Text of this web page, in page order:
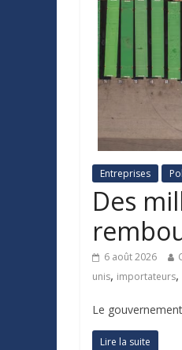
Entreprises
Des
6 août 2026
unis, importateurs,
Le
Lire la suite